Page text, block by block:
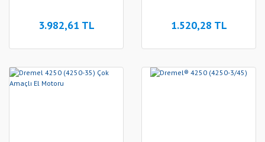
3.982,61 TL 1.520,28 TL